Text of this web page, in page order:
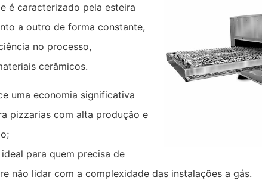
é caracterizado pela esteira
a outro de forma constante,
no processo,
cerâmicos.
uma economia significativa
pizzarias com alta produção e
para quem precisa de
não lidar com a complexidade das instalações a gás.